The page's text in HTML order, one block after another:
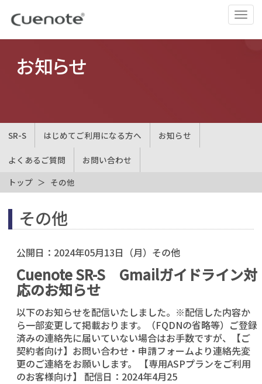
ナ
ビ
ゲ
切
お知らせ
SR-S はじめてご利用になる方へ お知らせ
よくあるご質問
お問い合わせ
トップ
その他
その他
公開日： 2024年05月13日（月） その他
Cuenote SR-S Gmailガイドライン対
応のお知らせ
以下のお知らせを配信いたしました。※配信した内容か
ら一部変更して掲載おります。（FQDNの省略等）ご登録
済みの連絡先に届いていない場合はお手数ですが、【ご
契約者向け】お問い合わせ・申請フォームより連絡先変
更のご連絡をお願いします。 【専用ASPプランをご利用
のお客様向け】 配信日：2024年4月25